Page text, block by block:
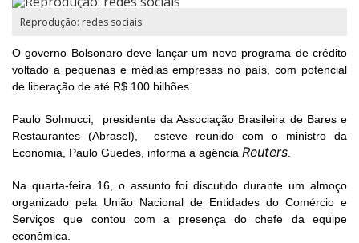
Guia de Serviços
Anuncie
Cinema
Anuncie
Reprodução: redes sociais
O governo Bolsonaro deve lançar um novo programa de crédito
voltado a pequenas e médias empresas no país, com potencial
de liberação de até R$ 100 bilhões.
Paulo Solmucci,
presidente da Associação Brasileira de Bares e
Restaurantes (Abrasel),
esteve reunido com o ministro da
Economia, Paulo Guedes, informa a agência Reuters
Na quarta-feira 16, o assunto foi discutido durante um almoço
organizado pela União Nacional de Entidades do Comércio e
Serviços que contou com a presença do chefe da equipe
econômica.